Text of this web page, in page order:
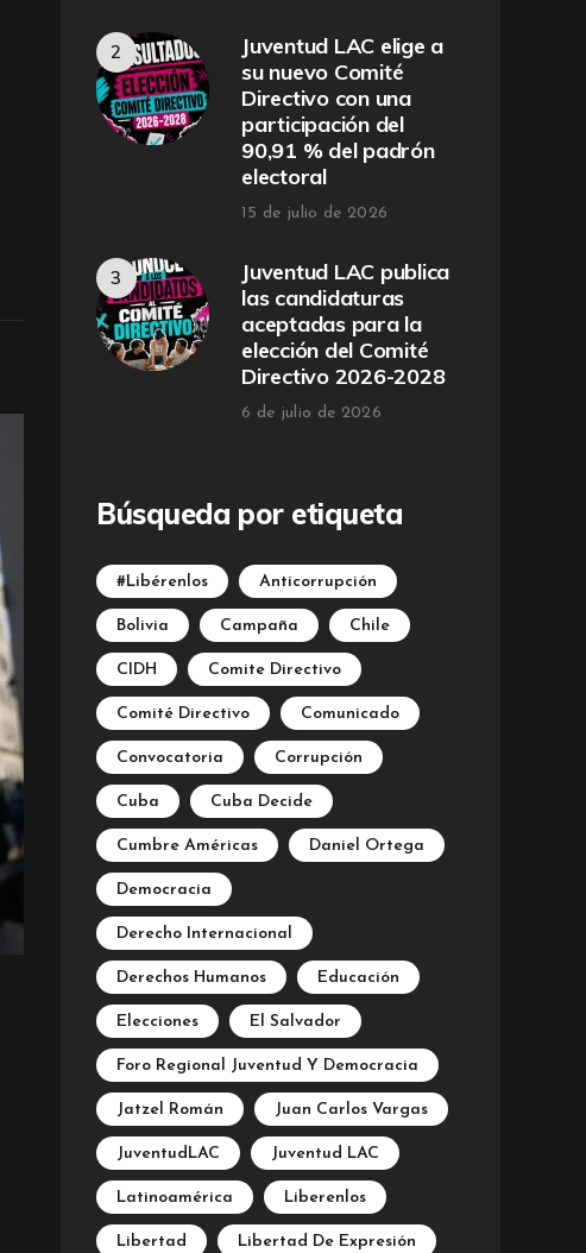
Juventud LAC elige a
su nuevo Comité
Directivo con una
participación del
90,91 % del padrón
electoral
15 de julio de 2026
Juventud LAC publica
las candidaturas
aceptadas para la
elección del Comité
Directivo 2026-2028
6 de julio de 2026
Búsqueda por etiqueta
#Libérenlos Anticorrupción
Bolivia Campaña Chile
CIDH Comite Directivo
Comité Directivo Comunicado
Convocatoria Corrupción
Cuba Cuba Decide
Cumbre Américas Daniel Ortega
Democracia
Derecho Internacional
Derechos Humanos Educación
Elecciones El Salvador
Foro Regional Juventud Y Democracia
Jatzel Román Juan Carlos Vargas
JuventudLAC Juventud LAC
Latinoamérica Liberenlos
Libertad Libertad De Expresión